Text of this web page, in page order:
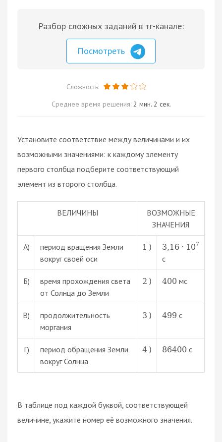
Разбор сложных заданий в тг-канале:
Посмотреть
Сложность:
Среднее время решения: 2 мин. 2 сек.
Установите соответствие между величинами и их
возможными значениями: к каждому элементу
первого столбца подберите соответствующий
элемент из второго столбца.
ВЕЛИЧИНЫ
ВОЗМОЖНЫЕ
ЗНАЧЕНИЯ
А)
период вращения Земли
вокруг своей оси
1 ) 3,16 ⋅ 107
с
Б)
время прохождения света
от Солнца до Земли
2 ) 400 мc
В)
продолжительность
моргания
3 ) 499 с
Г)
период обращения Земли
вокруг Солнца
4 ) 86400 с
В таблице под каждой буквой, соответствующей
величине, укажите номер её возможного значения.